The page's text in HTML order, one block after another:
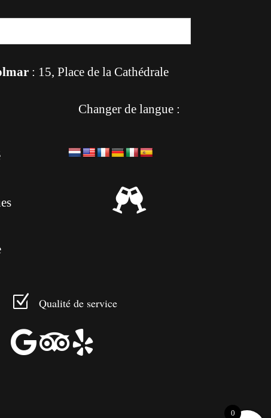
: 15, Place de la Cathédrale
Changer de langue :

Z Qualité de service

0